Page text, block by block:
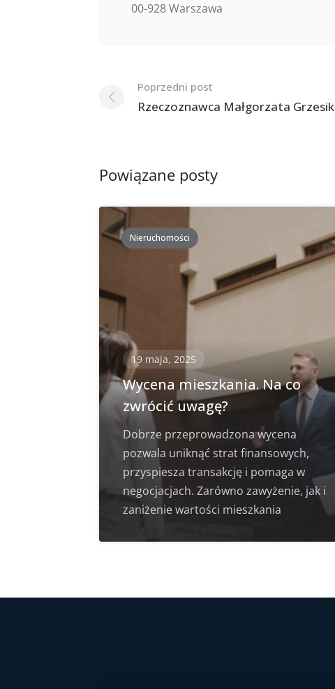
00-928 Warszawa
Nawigacja
po
Poprzedni post
Rzeczoznawca Małgorzata Grzesik
Powiązane posty
Nieruchomości
19 maja, 2025
Wycena mieszkania. Na co
zwrócić uwagę?
Dobrze przeprowadzona wycena
pozwala uniknąć strat finansowych,
przyspiesza transakcję i pomaga w
negocjacjach. Zarówno zawyżenie, jak i
zaniżenie wartości mieszkania